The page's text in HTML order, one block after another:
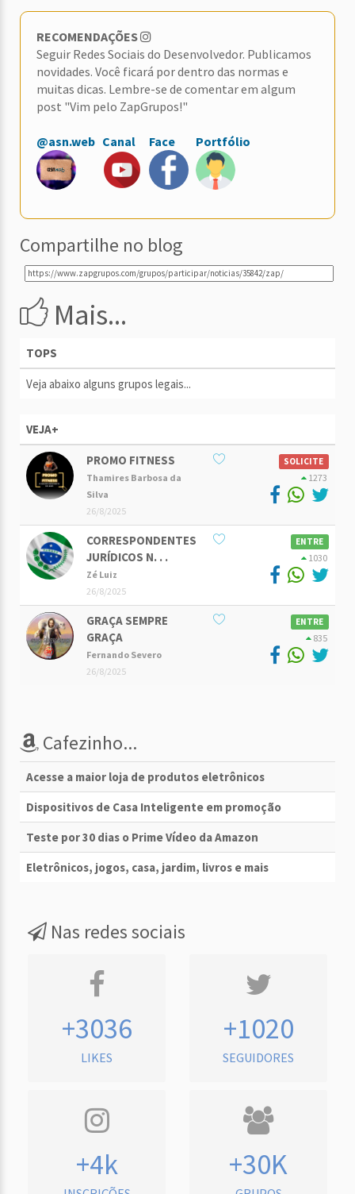
RECOMENDAÇÕES
Seguir Redes Sociais do Desenvolvedor. Publicamos
novidades. Você ficará por dentro das normas e
muitas dicas. Lembre-se de comentar em algum
post "Vim pelo ZapGrupos!"
@asn.web Canal Face Portfólio
Compartilhe no blog
Mais...
TOPS
Veja abaixo alguns grupos legais...
VEJA+
PROMO FITNESS
Thamires Barbosa da
Silva
26/8/2025
SOLICITE
1273
CORRESPONDENTES
JURÍDICOS N. . .
Zé Luiz
26/8/2025
ENTRE
1030
GRAÇA SEMPRE
GRAÇA
Fernando Severo
26/8/2025
ENTRE
835
Cafezinho...
Acesse a maior loja de produtos eletrônicos
Dispositivos de Casa Inteligente em promoção
Teste por 30 dias o Prime Vídeo da Amazon
Eletrônicos, jogos, casa, jardim, livros e mais
Nas redes sociais
+3036
LIKES
+1020
SEGUIDORES
+4k +30K